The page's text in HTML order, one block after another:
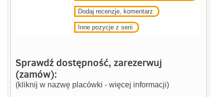
Dodaj recenzje, komentarz
Inne pozycje z serii
Sprawdź dostępność, zarezerwuj
(zamów):
(kliknij w nazwę placówki - więcej informacji)